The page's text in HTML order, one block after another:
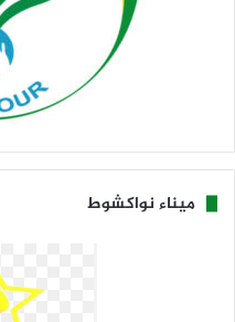
ميناء نواكشوط